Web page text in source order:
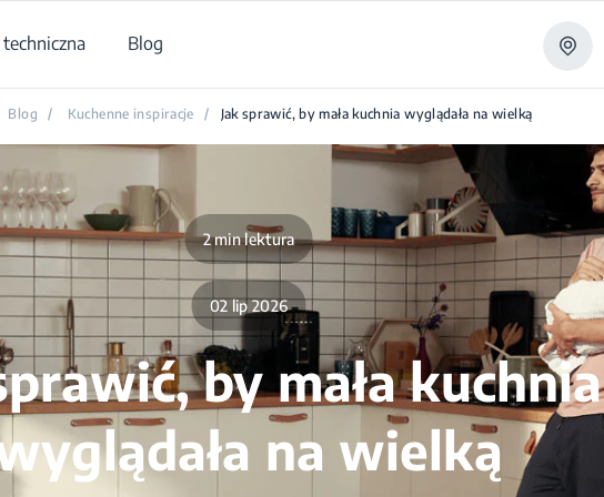
Blog
Blog / Kuchenne inspiracje / Jak sprawić, by mała kuchnia wyglądała na wielką
2 min lektura
02 lip 2026
by mała kuchnia
na wielką